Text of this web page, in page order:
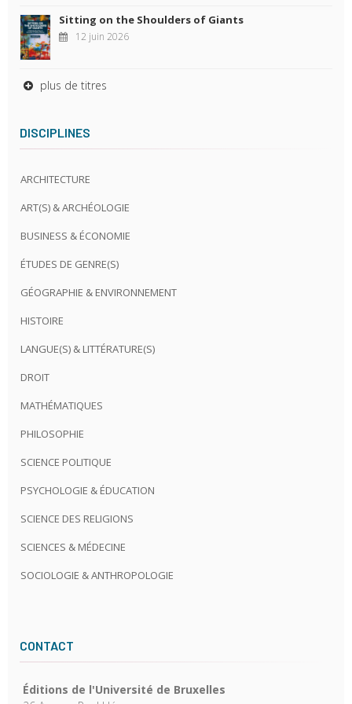
Sitting on the Shoulders of Giants
12 juin 2026
plus de titres
DISCIPLINES
ARCHITECTURE
ART(S) & ARCHÉOLOGIE
BUSINESS & ÉCONOMIE
ÉTUDES DE GENRE(S)
GÉOGRAPHIE & ENVIRONNEMENT
HISTOIRE
LANGUE(S) & LITTÉRATURE(S)
DROIT
MATHÉMATIQUES
PHILOSOPHIE
SCIENCE POLITIQUE
PSYCHOLOGIE & ÉDUCATION
SCIENCE DES RELIGIONS
SCIENCES & MÉDECINE
SOCIOLOGIE & ANTHROPOLOGIE
CONTACT
Éditions de l'Université de Bruxelles